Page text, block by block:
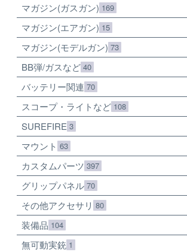
マガジン(ガスガン) 169
マガジン(エアガン) 15
マガジン(モデルガン) 73
BB弾/ガスなど 40
バッテリー関連 70
スコープ・ライトなど 108
SUREFIRE 3
マウント 63
カスタムパーツ 397
グリップパネル 70
その他アクセサリ 80
装備品 104
無可動実銃 1